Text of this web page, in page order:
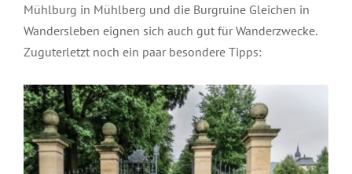
Mühlburg in Mühlberg und die Burgruine Gleichen in
Wandersleben eignen sich auch gut für Wanderzwecke.
Zuguterletzt noch ein paar besondere Tipps: